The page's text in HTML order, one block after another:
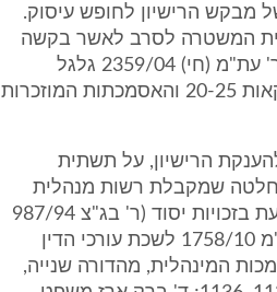
מבקש הרישיון לחופש עיסוק.
המשטרה לסרב לאשר בקשה
לרישיון רק מקום בו הדבר עומד במבחני המידתיות (ר' עת"מ (חי) 2359/04 גלגל
אנרגיה שירותי לבנט בע"מ נ' ראש עיריית חיפה, פסקאות 20-25 והאסמכתות המוזכרות
הרישיון, על תשתית
החלטה שמקבלת רשות מנהלית
ומקבלת משנה תוקף מקום בו מדובר בהחלטה הפוגעת בזכויות יסוד (ר' בג"צ 987/94
יורונט קווי זהב (1992) בע"מ נ' שרת התקשורות ; עע"מ 1758/10 לשכת עורכי הדין
המינהלית, מהדורה שנייה,